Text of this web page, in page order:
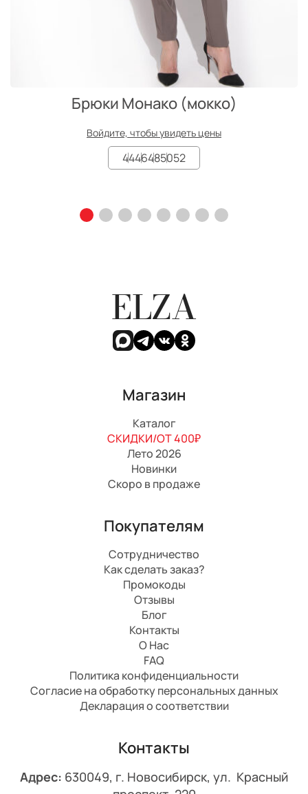
Брюки Монако (мокко)
Войдите, чтобы увидеть цены
4446485052
ELZA
Магазин
Каталог
СКИДКИ/ОТ 400₽
Лето 2026
Новинки
Скоро в продаже
Покупателям
Сотрудничество
Как сделать заказ?
Промокоды
Отзывы
Блог
Контакты
О Нас
FAQ
Политика конфиденциальности
Согласие на обработку персональных данных
Декларация о соответствии
Контакты
Адрес: 630049, г. Новосибирск, ул. Красный